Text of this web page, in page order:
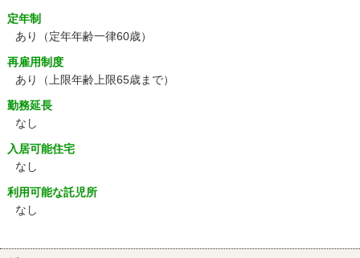
定年制
あり
（定年年齢一律60歳）
再雇用制度
あり
（上限年齢上限65歳まで）
勤務延長
なし
入居可能住宅
なし
利用可能な託児所
なし